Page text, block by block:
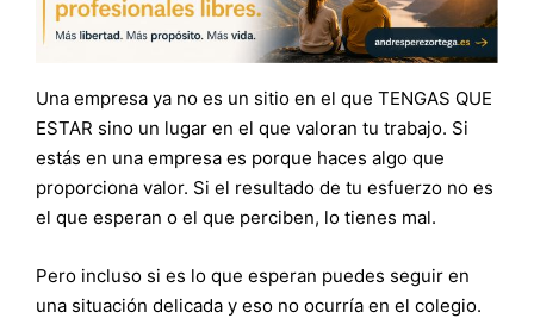
Una empresa ya no es un sitio en el que TENGAS QUE
ESTAR sino un lugar en el que valoran tu trabajo. Si
estás en una empresa es porque haces algo que
proporciona valor. Si el resultado de tu esfuerzo no es
el que esperan o el que perciben, lo tienes mal.
Pero incluso si es lo que esperan puedes seguir en
una situación delicada y eso no ocurría en el colegio.